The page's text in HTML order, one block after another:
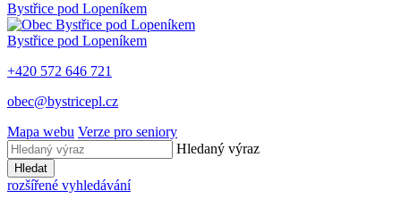
Bystřice pod Lopeníkem
Bystřice pod Lopeníkem
+420 572 646 721
obec@bystricepl.cz
Mapa webu Verze pro seniory
Hledaný výraz
Hledat
rozšířené vyhledávání